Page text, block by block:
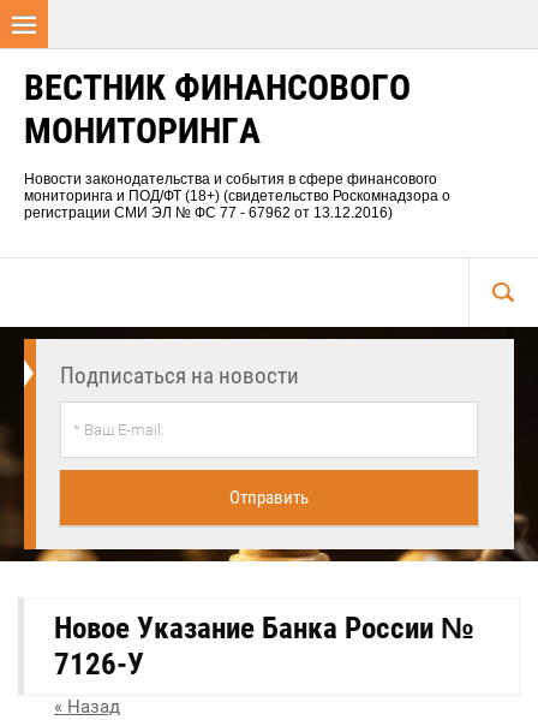
ВЕСТНИК ФИНАНСОВОГО
МОНИТОРИНГА
Новости законодательства и события в сфере финансового
мониторинга и ПОД/ФТ (18+) (свидетельство Роскомнадзора о
регистрации СМИ ЭЛ № ФС 77 - 67962 от 13.12.2016)
Подписаться на новости
Отправить
Новое Указание Банка России №
7126-У
« Назад